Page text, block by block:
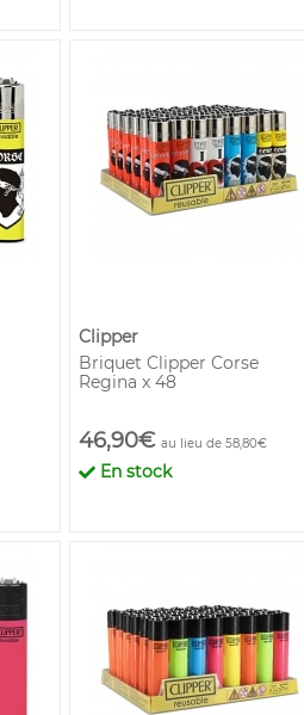
Clipper
Briquet Clipper Corse
Regina x 48
46,90€ au lieu de 58,80€
En stock